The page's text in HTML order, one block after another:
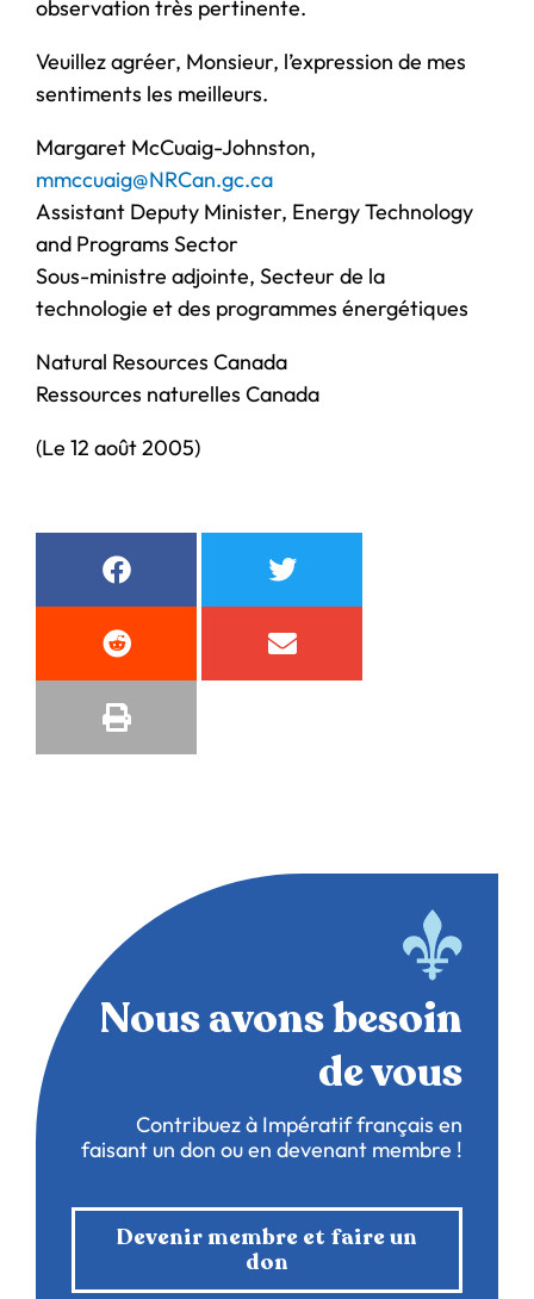
observation très pertinente.
Veuillez agréer, Monsieur, l’expression de mes
sentiments les meilleurs.
Margaret McCuaig-Johnston,
mmccuaig@NRCan.gc.ca
Assistant Deputy Minister, Energy Technology
and Programs Sector
Sous-ministre adjointe, Secteur de la
technologie et des programmes énergétiques
Natural Resources Canada
Ressources naturelles Canada
(Le 12 août 2005)
Nous avons besoin
de vous
Contribuez à Impératif français en
faisant un don ou en devenant membre !
Devenir membre et faire un
don